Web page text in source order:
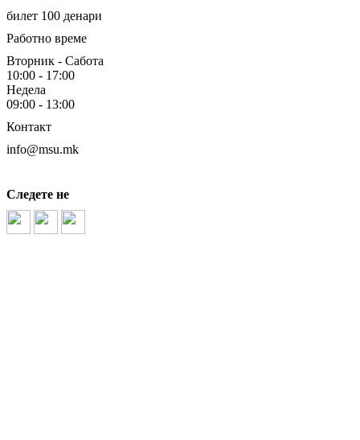
билет 100 денари
Работно време
Вторник - Сабота
10:00 - 17:00
Недела
09:00 - 13:00
Контакт
info@msu.mk
Следете не